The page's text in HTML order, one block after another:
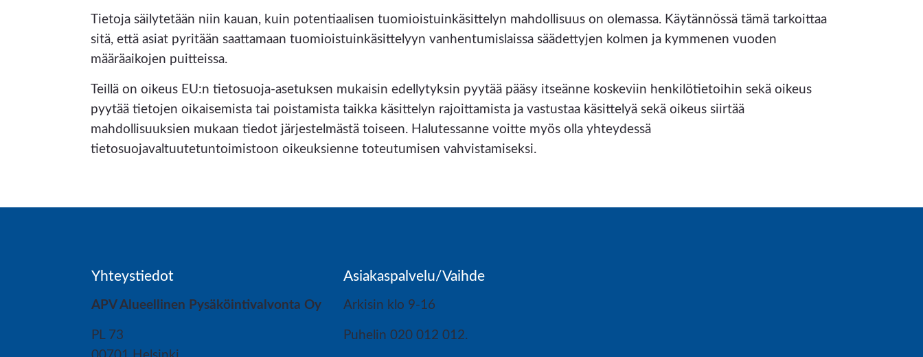
Tietoja säilytetään niin kauan, kuin potentiaalisen tuomioistuinkäsittelyn mahdollisuus on olemassa. Käytännössä tämä tarkoittaa
sitä, että asiat pyritään saattamaan tuomioistuinkäsittelyyn vanhentumislaissa säädettyjen kolmen ja kymmenen vuoden
määräaikojen puitteissa.
Teillä on oikeus EU:n tietosuoja-asetuksen mukaisin edellytyksin pyytää pääsy itseänne koskeviin henkilötietoihin sekä oikeus
pyytää tietojen oikaisemista tai poistamista taikka käsittelyn rajoittamista ja vastustaa käsittelyä sekä oikeus siirtää
mahdollisuuksien mukaan tiedot järjestelmästä toiseen. Halutessanne voitte myös olla yhteydessä
tietosuojavaltuutetuntoimistoon oikeuksienne toteutumisen vahvistamiseksi.
Yhteystiedot
APV Alueellinen Pysäköintivalvonta Oy
PL 73
Asiakaspalvelu/Vaihde
Arkisin klo 9-16
Puhelin 020 012 012.